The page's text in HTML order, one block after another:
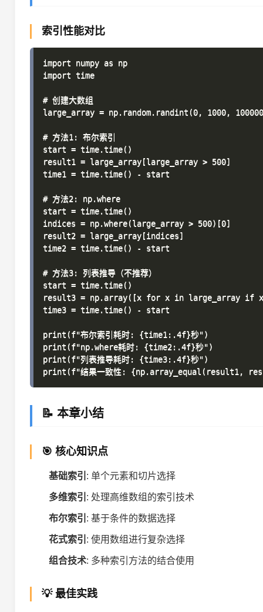
索引性能对比
import numpy as np
import time
# 创建大数组
large_array = np.random.randint(0, 1000,
# 方法1: 布尔索引
start = time.time()
result1 = large_array[large_array > 500]
time1 = time.time() - start
# 方法2: np.where
start = time.time()
indices = np.where(large_array > 500)[0]
result2 = large_array[indices]
time2 = time.time() - start
# 方法3: 列表推导（不推荐）
start = time.time()
result3 = np.array([x for x in large_array if
time3 = time.time() - start
print(f"布尔索引耗时: {time1:.4f}秒")
print(f"np.where耗时: {time2:.4f}秒")
print(f"列表推导耗时: {time3:.4f}秒")
📝 本章小结
🎯 核心知识点
基础索引 : 单个元素和切片选择
多维索引 : 处理高维数组的索引技术
布尔索引 : 基于条件的数据选择
花式索引 : 使用数组进行复杂选择
组合技术: 多种索引方法的结合使用
💡 最佳实践